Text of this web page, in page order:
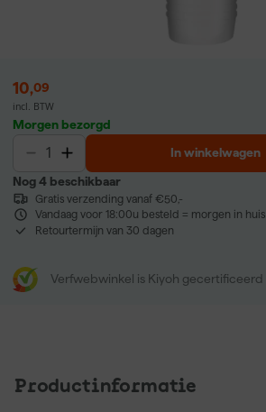
10,09
incl. BTW
Morgen bezorgd
In winkelwagen
Nog 4 beschikbaar
Gratis verzending vanaf €50,-
Vandaag voor 18:00u besteld = morgen in huis
Retourtermijn van 30 dagen
Verfwebwinkel is Kiyoh gecertificeerd
Productinformatie